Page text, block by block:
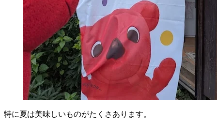
特に夏は美味しいものがたくさあります。